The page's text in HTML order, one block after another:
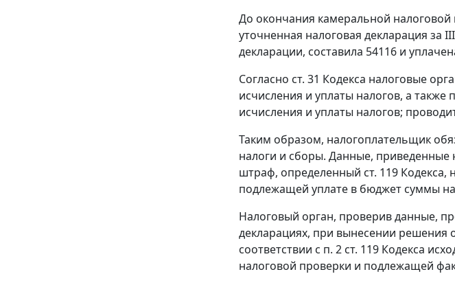
До окончания камеральной
уточненная налоговая декларация за
декларации, составила 54116 и
Согласно ст. 31 Кодекса налоговые
исчисления и уплаты налогов, а
исчисления и уплаты налогов;
Таким образом, налогоплательщик
налоги и сборы. Данные,
штраф, определенный ст. 119 Кодекса,
подлежащей уплате в бюджет суммы
Налоговый орган, проверив данные,
декларациях, при вынесении решения
соответствии с п. 2 ст. 119 Кодекса
налоговой проверки и подлежащей